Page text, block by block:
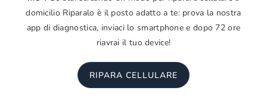
domicilio Riparalo è il posto adatto a te: prova la nostra
app di diagnostica, inviaci lo smartphone e dopo 72 ore
riavrai il tuo device!
RIPARA CELLULARE